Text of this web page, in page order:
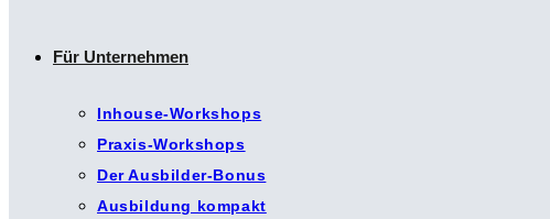
Für Unternehmen
Inhouse-Workshops
Praxis-Workshops
Der Ausbilder-Bonus
Ausbildung kompakt